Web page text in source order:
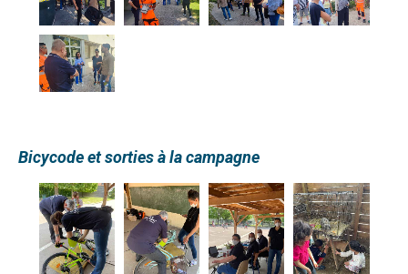
Bicycode et sorties à la campagne